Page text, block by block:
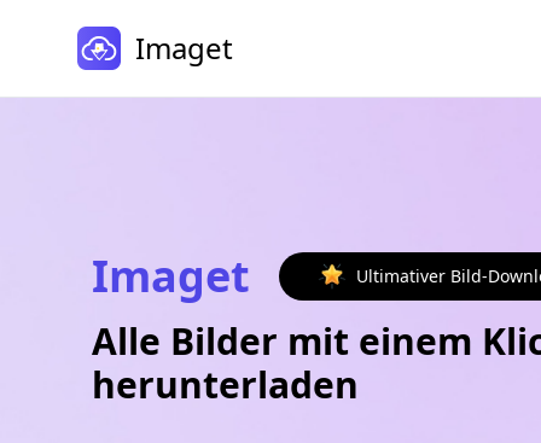
Imaget
Imaget Ultimativer Bild-
Alle Bilder mit einem
herunterladen